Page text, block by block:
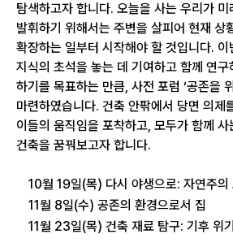
탐색하고자 합니다. 오늘을 사는 우리가
발휘하기 위해서는 주변을 살피어 현재 상
확장하는 일부터 시작해야 할 것입니다.
지식의 초석을 놓는 데 기여하고 함께 연
하기를 목표하는 만큼, 사전 포럼 ‘공존을
마련하였습니다. 건축 안팎에서 당면 의제
이들의 움직임을 포착하고, 모두가 함께
건축을 꿈꿔보고자 합니다.
10월 19일(목) 다시 야생으로: 자연주의
11월 8일(수) 공존의 환경으로서 집
11월 23일(목) 건축 재료 탐구: 기후 위